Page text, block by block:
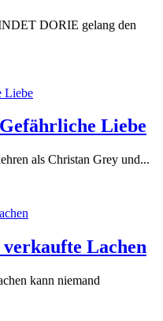
DORIE gelang den
Liebe
als Christan Grey und...
Lachen
kann niemand